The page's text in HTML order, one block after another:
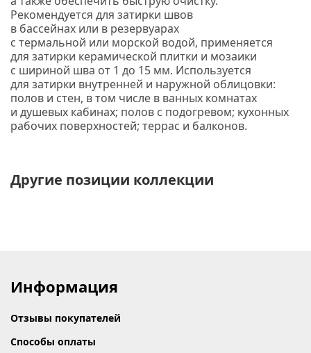
Рекомендуется для затирки швов
в бассейнах или в резервуарах
с термальной или морской водой, применяется
для затирки керамической плитки и мозаики
с шириной шва от 1 до 15 мм. Используется
для затирки внутренней и наружной облицовки:
полов и стен, в том числе в ванных комнатах
и душевых кабинах; полов с подогревом; кухонных
рабочих поверхностей; террас и балконов.
Другие позиции коллекции
Информация
Отзывы покупателей
Способы оплаты